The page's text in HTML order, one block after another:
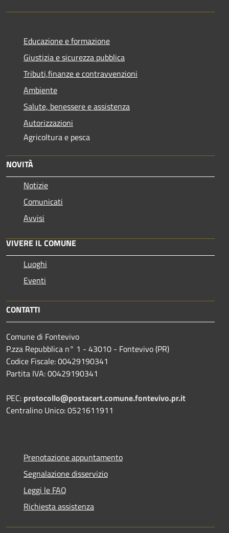
Educazione e formazione
Giustizia e sicurezza pubblica
Tributi,finanze e contravvenzioni
Ambiente
Salute, benessere e assistenza
Autorizzazioni
Agricoltura e pesca
NOVITÀ
Notizie
Comunicati
Avvisi
VIVERE IL COMUNE
Luoghi
Eventi
CONTATTI
Comune di Fontevivo
P.zza Repubblica n° 1 - 43010 - Fontevivo (PR)
Codice Fiscale: 00429190341
Partita IVA: 00429190341
PEC: protocollo@postacert.comune.fontevivo.pr.it
Centralino Unico: 0521611911
Prenotazione appuntamento
Segnalazione disservizio
Leggi le FAQ
Richiesta assistenza